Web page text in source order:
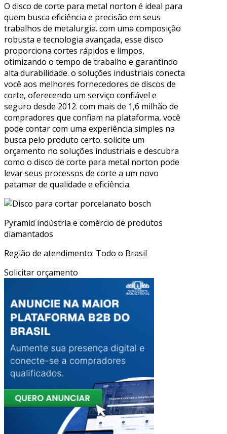
O disco de corte para metal norton é ideal para
quem busca eficiência e precisão em seus
trabalhos de metalurgia. com uma composição
robusta e tecnologia avançada, esse disco
proporciona cortes rápidos e limpos,
otimizando o tempo de trabalho e garantindo
alta durabilidade. o soluções industriais conecta
você aos melhores fornecedores de discos de
corte, oferecendo um serviço confiável e
seguro desde 2012. com mais de 1,6 milhão de
compradores que confiam na plataforma, você
pode contar com uma experiência simples na
busca pelo produto certo. solicite um
orçamento no soluções industriais e descubra
como o disco de corte para metal norton pode
levar seus processos de corte a um novo
patamar de qualidade e eficiência.
Pyramid indústria e comércio de produtos
diamantados
Região de atendimento: Todo o Brasil
Solicitar orçamento